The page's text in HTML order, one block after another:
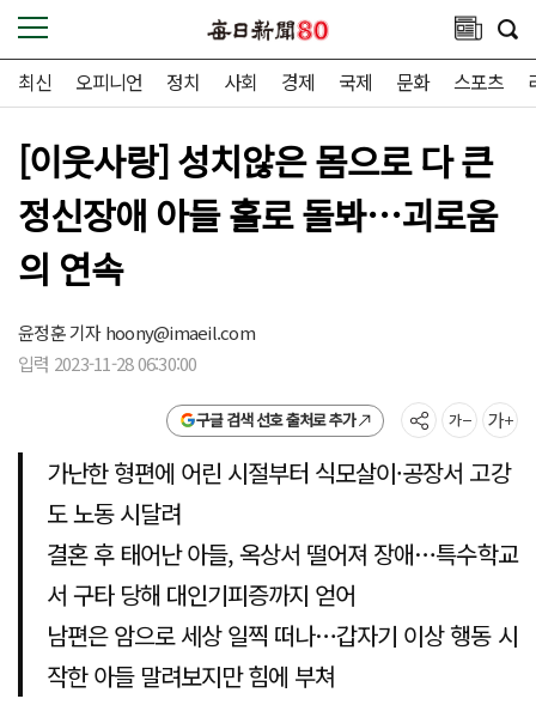
최신 오피니언 정치 사회 경제 국제 문화 스포츠
[이웃사랑] 성치않은 몸으로 다 큰
정신장애 아들 홀로 돌봐…괴로움
의 연속
윤정훈 기자hoony@imaeil.com
입력 2023-11-28 06:30:00
구글 검색 선호 출처로 추가
가난한 형편에 어린 시절부터 식모살이·공장서 고강
도 노동 시달려
결혼 후 태어난 아들, 옥상서 떨어져 장애…특수학교
서 구타 당해 대인기피증까지 얻어
남편은 암으로 세상 일찍 떠나…갑자기 이상 행동 시
작한 아들 말려보지만 힘에 부쳐